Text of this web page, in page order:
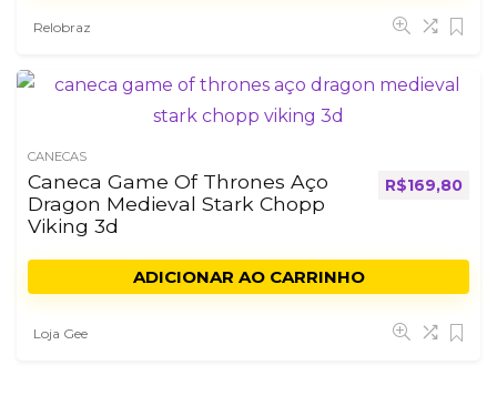
Relobraz
CANECAS
Caneca Game Of Thrones Aço
Dragon Medieval Stark Chopp
Viking 3d
R$169,80
ADICIONAR AO CARRINHO
Loja Gee